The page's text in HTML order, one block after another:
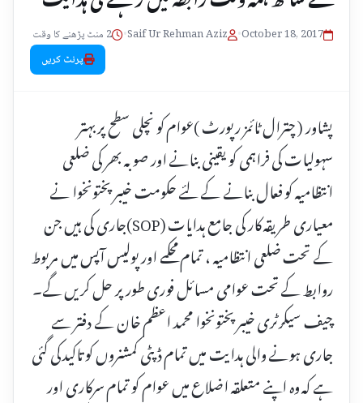
October 18, 2017
•
Saif Ur Rehman Aziz
•
2 منٹ پڑھنے کا وقت
پرنٹ کریں
پشاور ( چترال ٹائمز رپورٹ )عوام کو نچلی سطح پر بہتر
سہولیات کی فراہمی کو یقینی بنانے اور صوبہ بھر کی ضلعی
انتظامیہ کو فعال بنانے کے لئے حکومت خیبر پختونخوا نے
معیاری طریقہ کار کی جامع ہدایات (SOP)جاری کی ہیں جن
کے تحت ضلعی انتظامیہ ، تمام محکمے اور پولیس آپس میں مربوط
روابط کے تحت عوامی مسائل فوری طور پر حل کریں گے۔
چیف سیکرٹری خیبر پختونخوا محمد اعظم خان کے دفتر سے
جاری ہونے والی ہدایت میں تمام ڈپٹی کمشنروں کو تاکید کی گئی
ہے کہ وہ اپنے متعلقہ اضلاع میں عوام کو تمام سرکاری اور